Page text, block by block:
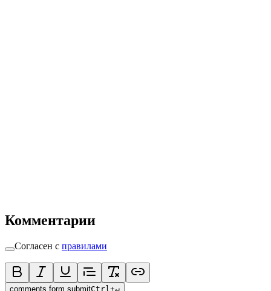
Комментарии
Согласен с правилами
comments.form.submitCtrl+↵